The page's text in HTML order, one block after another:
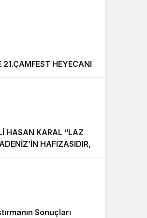
21.ÇAMFEST HEYECANI
HASAN KARAL “LAZ
HAFIZASIDIR,
Sonuçları